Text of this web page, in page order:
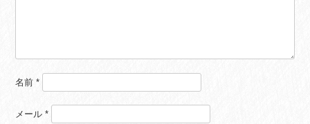
名前*
メール*